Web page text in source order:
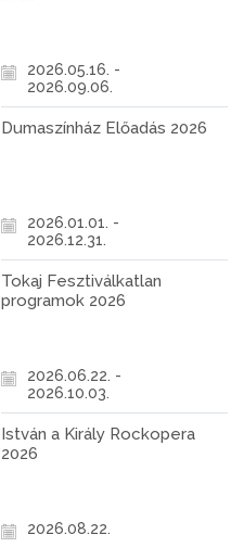
2026.05.16. -
2026.09.06.
Dumaszínház Előadás 2026
2026.01.01. -
2026.12.31.
Tokaj Fesztiválkatlan
programok 2026
2026.06.22. -
2026.10.03.
István a Király Rockopera
2026
2026.08.22.